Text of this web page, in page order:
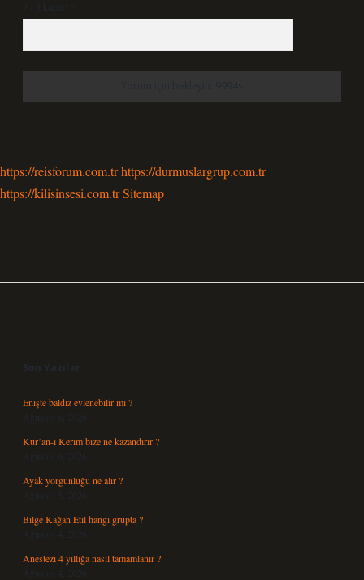
9 - 5 kaçtır?
https://reisforum.com.trhttps://durmuslargrup.com.tr
https://kilisinsesi.com.trSitemap
Son Yazılar
Enişte baldız evlenebilir mi ?
Ağustos 6, 2026
Kur’an-ı Kerim bize ne kazandırır ?
Ağustos 6, 2026
Ayak yorgunluğu ne alır ?
Ağustos 5, 2026
Bilge Kağan Etil hangi grupta ?
Ağustos 4, 2026
Anestezi 4 yıllığa nasıl tamamlanır ?
Ağustos 4, 2026